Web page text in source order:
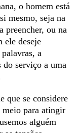
o homem está
mesmo, seja na
preencher, ou na
ele deseje
a
do serviço a uma
que se considere
para atingir
alguém